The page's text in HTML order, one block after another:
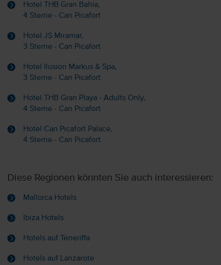
Hotel THB Gran Bahía,
4 Sterne - Can Picafort
Hotel JS Miramar,
3 Sterne - Can Picafort
Hotel Ilusion Markus & Spa,
3 Sterne - Can Picafort
Hotel THB Gran Playa - Adults Only,
4 Sterne - Can Picafort
Hotel Can Picafort Palace,
4 Sterne - Can Picafort
Diese Regionen könnten Sie auch interessieren:
Mallorca Hotels
Ibiza Hotels
Hotels auf Teneriffa
Hotels auf Lanzarote